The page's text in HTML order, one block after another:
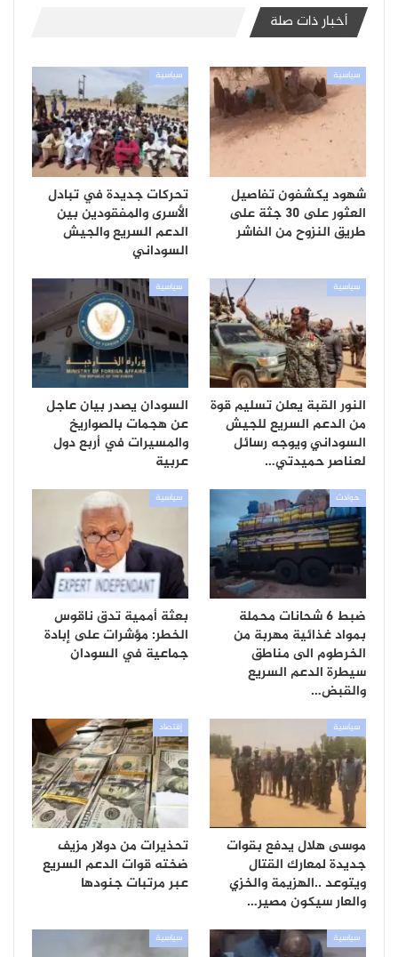
أخبار ذات صلة
سياسية
شهود يكشفون تفاصيل
العثور على 30 جثة على
طريق النزوح من الفاشر
سياسية
تحركات جديدة في تبادل
الأسرى والمفقودين بين
الدعم السريع والجيش
السوداني
سياسية
النور القبة يعلن تسليم قوة
من الدعم السريع للجيش
السوداني ويوجه رسائل
لعناصر حميدتي…
سياسية
السودان يصدر بيان عاجل
عن هجمات بالصواريخ
والمسيرات في أربع دول
عربية
حوادث
ضبط 6 شحانات محملة
بمواد غذائية مهربة من
الخرطوم الى مناطق
سيطرة الدعم السريع
والقبض…
سياسية
بعثة أممية تدق ناقوس
الخطر: مؤشرات على إبادة
جماعية في السودان
سياسية
موسى هلال يدفع بقوات
جديدة لمعارك القتال
ويتوعد ..الهزيمة والخزي
والعار سيكون مصير…
إقتصاد
تحذيرات من دولار مزيف
ضخته قوات الدعم السريع
عبر مرتبات جنودها
سياسية سياسية